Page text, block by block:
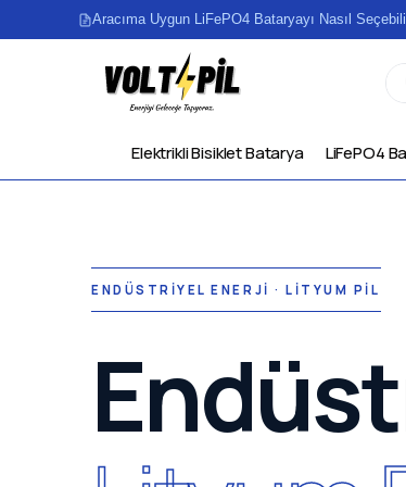
Aracıma Uygun LiFePO4 Bataryayı Nasıl
Elektrikli Bisiklet Batarya LiFePO4
ENDÜSTRİYEL ENERJİ · LİTYUM PİL